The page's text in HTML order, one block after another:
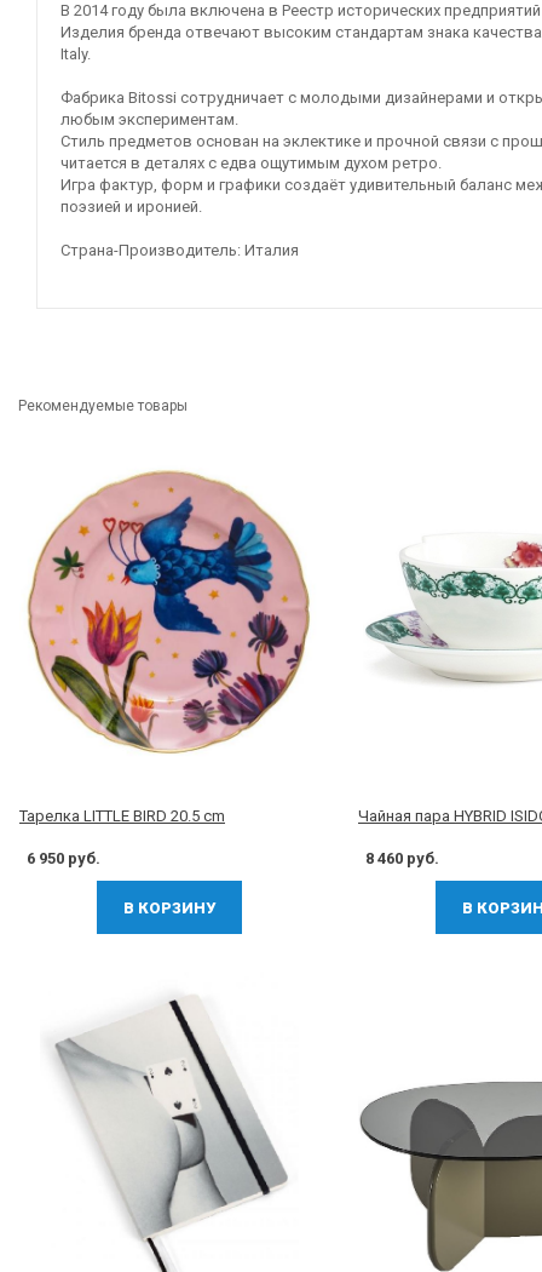
В 2014 году была включена в Реестр исторических
Изделия бренда отвечают высоким стандартам знака
Italy.
Фабрика Bitossi сотрудничает с молодыми дизайнерами и
любым экспериментам.
Стиль предметов основан на эклектике и прочной связи с
читается в деталях с едва ощутимым духом ретро.
Игра фактур, форм и графики создаёт удивительный баланс
поэзией и иронией.
Страна-Производитель: Италия
Рекомендуемые товары
Тарелка LITTLE BIRD 20.5 cm
6 950 руб.
В КОРЗИНУ
Чайная пара HYBRID
8 460 руб.
В